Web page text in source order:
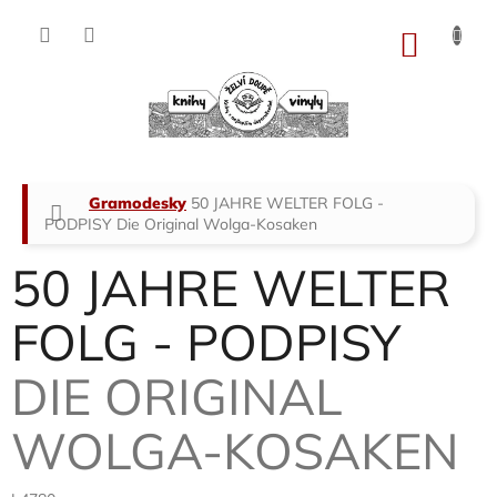
Domů
Gramodesky 50 JAHRE WELTER FOLG -
PODPISY Die Original Wolga-Kosaken
50 JAHRE WELTER
FOLG - PODPISY
DIE ORIGINAL
WOLGA-KOSAKEN